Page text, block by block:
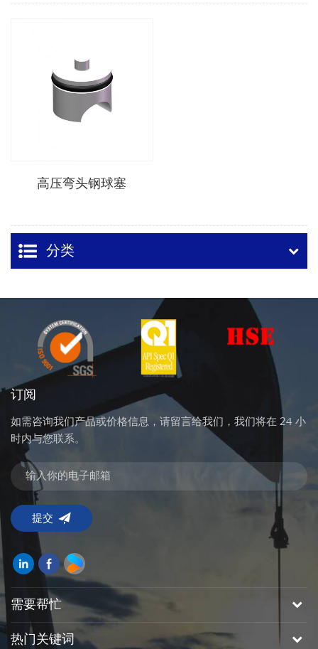
高压弯头钢球塞
分类
订阅
如需咨询我们产品或价格信息，请留言给我们，我们将在 24 小
时内与您联系。
需要帮忙
热门关键词